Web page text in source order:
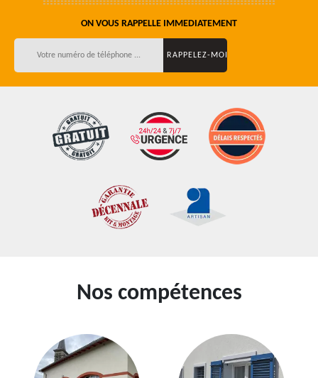
ON VOUS RAPPELLE IMMEDIATEMENT
Nos compétences